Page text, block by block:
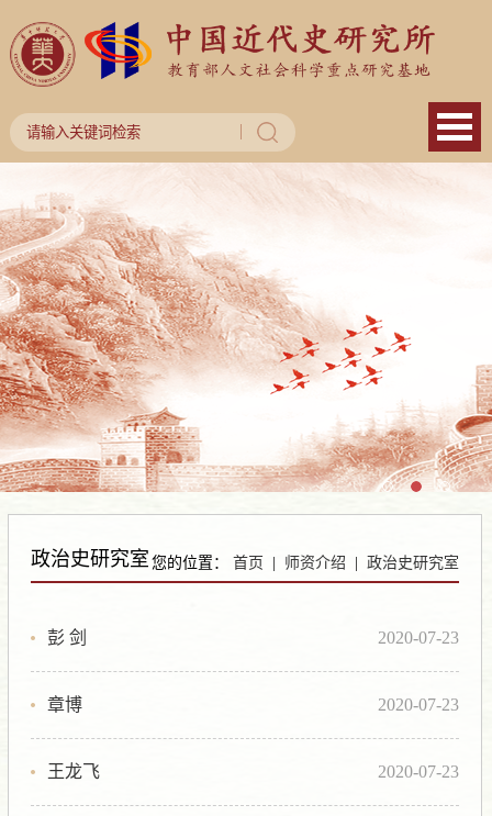
政治史研究室 您的位置：首页 师资介绍 |政治史研究室
彭 剑 2020-07-23
章博 2020-07-23
王龙飞 2020-07-23